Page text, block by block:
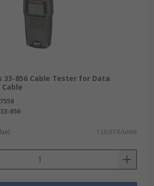
856 Cable Tester for Data
33-856
126,07 €/unité